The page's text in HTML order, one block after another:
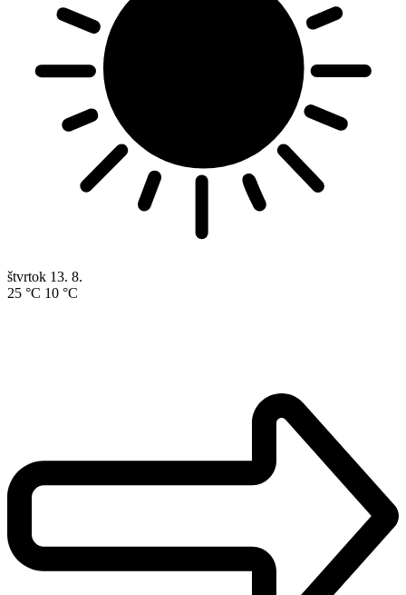
štvrtok 13. 8.
25 °C 10 °C